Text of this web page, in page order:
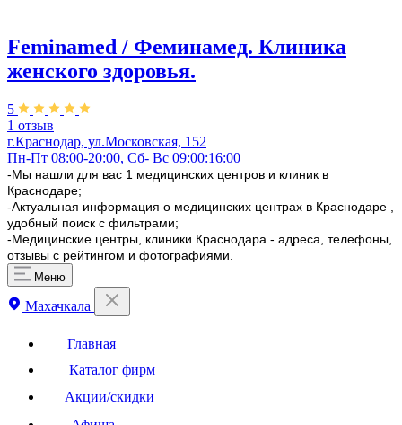
Feminamed / Феминамед. Клиника
женского здоровья.
5
1 отзыв
г.Краснодар, ул.Московская, 152
Пн-Пт 08:00-20:00, Сб- Вс 09:00:16:00
-Мы нашли для вас 1 медицинских центров и клиник в
Краснодаре;
-Актуальная информация о медицинских центрах в Краснодаре ,
удобный поиск с фильтрами;
-Медицинские центры, клиники Краснодара - адреса, телефоны,
отзывы с рейтингом и фотографиями.
Меню
Махачкала
Главная
Каталог фирм
Акции/скидки